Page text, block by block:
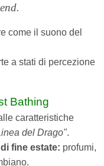
come il suono del
a stati di percezione
Bathing
caratteristiche
del Drago".
fine estate: profumi,